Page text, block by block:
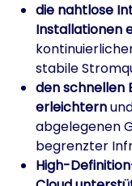
die nahtlose
Installationen
stabile
den schnellen
erleichtern
abgelegenen
begrenzter
High-